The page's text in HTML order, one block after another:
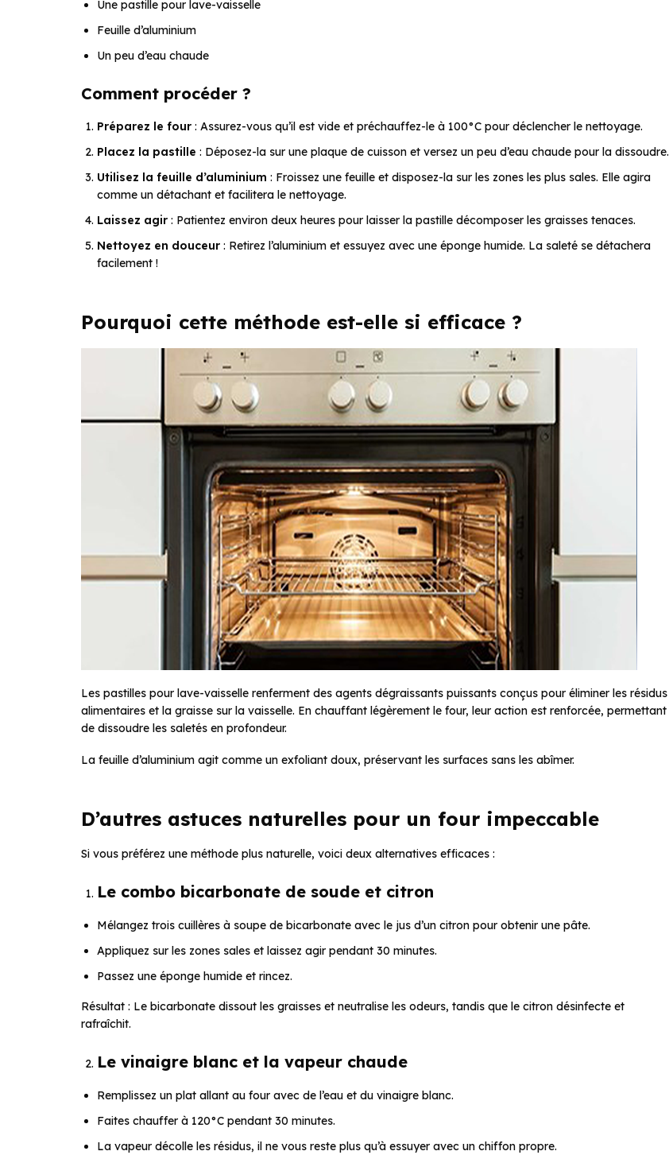
Une pastille pour lave-vaisselle
Feuille d’aluminium
Un peu d’eau chaude
Comment procéder ?
Préparez le four : Assurez-vous qu’il est vide et préchauffez-le à 100°C pour déclencher le nettoyage.
Placez la pastille : Déposez-la sur une plaque de cuisson et versez un peu d’eau chaude pour la dissoudre.
Utilisez la feuille d’aluminium : Froissez une feuille et disposez-la sur les zones les plus sales. Elle agira
comme un détachant et facilitera le nettoyage.
Laissez agir : Patientez environ deux heures pour laisser la pastille décomposer les graisses tenaces.
Nettoyez en douceur : Retirez l’aluminium et essuyez avec une éponge humide. La saleté se détachera
facilement !
Pourquoi cette méthode est-elle si efficace ?
Les pastilles pour lave-vaisselle renferment des agents dégraissants puissants conçus pour éliminer les résidus
alimentaires et la graisse sur la vaisselle. En chauffant légèrement le four, leur action est renforcée, permettant
de dissoudre les saletés en profondeur.
La feuille d’aluminium agit comme un exfoliant doux, préservant les surfaces sans les abîmer.
D’autres astuces naturelles pour un four impeccable
Si vous préférez une méthode plus naturelle, voici deux alternatives efficaces :
Le combo bicarbonate de soude et citron
Mélangez trois cuillères à soupe de bicarbonate avec le jus d’un citron pour obtenir une pâte.
Appliquez sur les zones sales et laissez agir pendant 30 minutes.
Passez une éponge humide et rincez.
Résultat : Le bicarbonate dissout les graisses et neutralise les odeurs, tandis que le citron désinfecte et
rafraîchit.
Le vinaigre blanc et la vapeur chaude
Remplissez un plat allant au four avec de l’eau et du vinaigre blanc.
Faites chauffer à 120°C pendant 30 minutes.
La vapeur décolle les résidus, il ne vous reste plus qu’à essuyer avec un chiffon propre.